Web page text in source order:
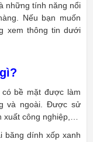
những tính năng nổi
Nếu bạn muốn
xem thông tin dưới
bề mặt được làm
và ngoài. Được sử
công nghiệp,…
băng dính xốp xanh